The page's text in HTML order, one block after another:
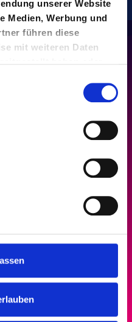
unserer Website
Medien, Werbung und
führen diese
mit weiteren Daten